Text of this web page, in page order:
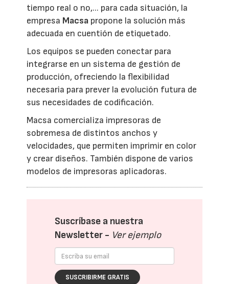
tiempo real o no,... para cada situación, la
empresa Macsa propone la solución más
adecuada en cuentión de etiquetado.
Los equipos se pueden conectar para
integrarse en un sistema de gestión de
producción, ofreciendo la flexibilidad
necesaria para prever la evolución futura de
sus necesidades de codificación.
Macsa comercializa impresoras de
sobremesa de distintos anchos y
velocidades, que permiten imprimir en color
y crear diseños. También dispone de varios
modelos de impresoras aplicadoras.
Suscríbase a nuestra
Newsletter - Ver ejemplo
SUSCRIBIRME GRATIS